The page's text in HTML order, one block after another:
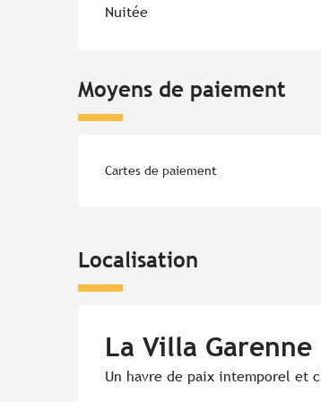
Tarifs 2026
Nuitée
Moyens de paiement
Cartes de paiement
Localisation
La Villa Garenne
Un havre de paix intemporel et